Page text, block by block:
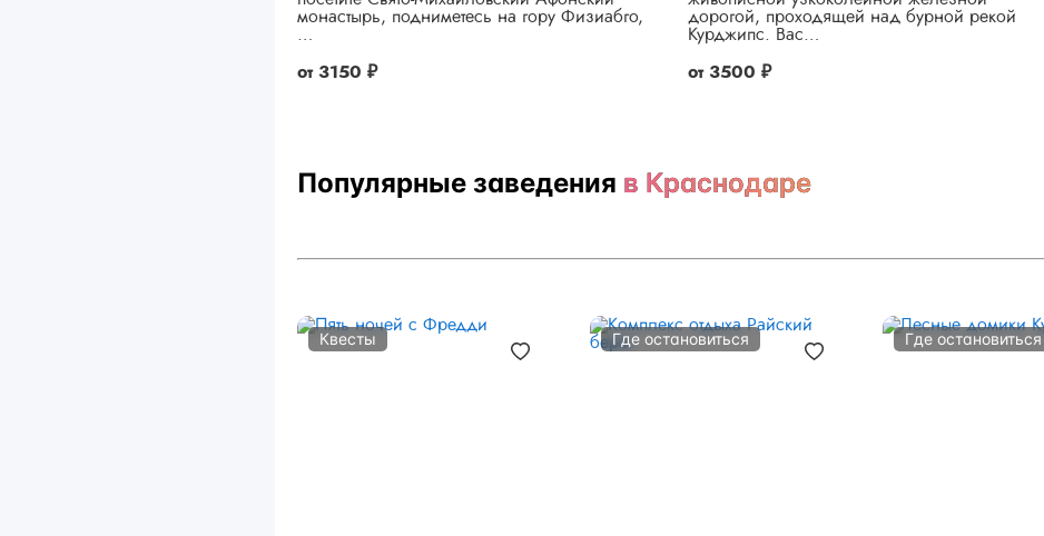
монастырь, подниметесь на гору Физиабго,
от 3150 ₽
дорогой, проходящей над бурной рекой
Курджипс. Вас…
от 3500 ₽
Популярные заведения в Краснодаре
Квесты Где остановиться Где остановиться